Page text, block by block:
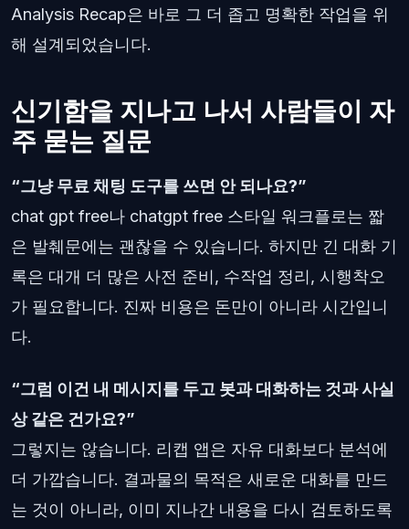
Analysis Recap은 바로 그 더 좁고 명확한 작업을 위
해 설계되었습니다.
신기함을 지나고 나서 사람들이 자
주 묻는 질문
“그냥 무료 채팅 도구를 쓰면 안 되나요?”
chat gpt free나 chatgpt free 스타일 워크플로는 짧
은 발췌문에는 괜찮을 수 있습니다. 하지만 긴 대화 기
록은 대개 더 많은 사전 준비, 수작업 정리, 시행착오
가 필요합니다. 진짜 비용은 돈만이 아니라 시간입니
다.
“그럼 이건 내 메시지를 두고 봇과 대화하는 것과 사실
상 같은 건가요?”
그렇지는 않습니다. 리캡 앱은 자유 대화보다 분석에
더 가깝습니다. 결과물의 목적은 새로운 대화를 만드
는 것이 아니라, 이미 지나간 내용을 다시 검토하도록